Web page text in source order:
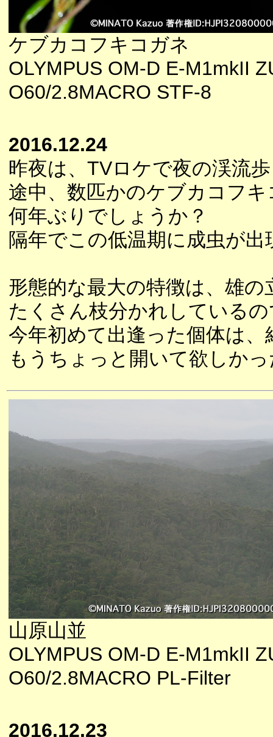
ケブカコフキコガネ
OLYMPUS OM-D E-M1mkII
O60/2.8MACRO STF-8
2016.12.24
昨夜は、TVロケで夜の渓流
途中、数匹かのケブカコフ
何年ぶりでしょうか？
隔年でこの低温期に成虫が
形態的な最大の特徴は、雄の
たくさん枝分かれしている
今年初めて出逢った個体は
もうちょっと開いて欲しか
山原山並
OLYMPUS OM-D E-M1mkII
O60/2.8MACRO PL-Filter
2016.12.23